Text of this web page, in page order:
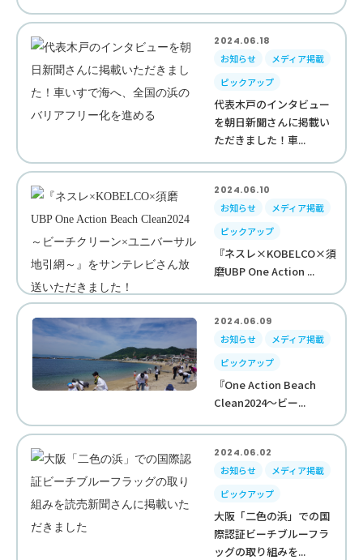
2024.06.18
お知らせ
メディア掲載
ピックアップ
代表木戸のインタビュー
を朝日新聞さんに掲載い
ただきました！車...
2024.06.10
お知らせ
メディア掲載
ピックアップ
『ネスレ×KOBELCO×須
磨UBP One Action ...
2024.06.09
お知らせ
メディア掲載
ピックアップ
『One Action Beach
Clean2024～ビー...
2024.06.02
お知らせ
メディア掲載
ピックアップ
大阪「二色の浜」での国
際認証ビーチブルーフラ
ッグの取り組みを...